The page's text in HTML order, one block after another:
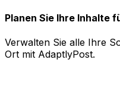
Planen Sie Ihre Inhalte
Verwalten Sie alle Ihre
Ort mit AdaptlyPost.